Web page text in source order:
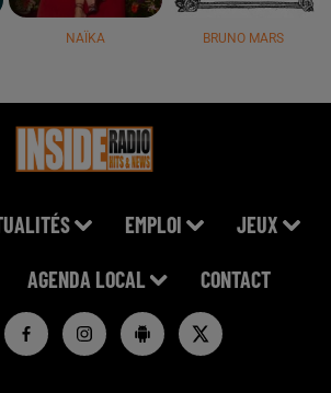
NAÏKA BRUNO MARS
EMPLOI JEUX
AGENDA LOCAL CONTACT